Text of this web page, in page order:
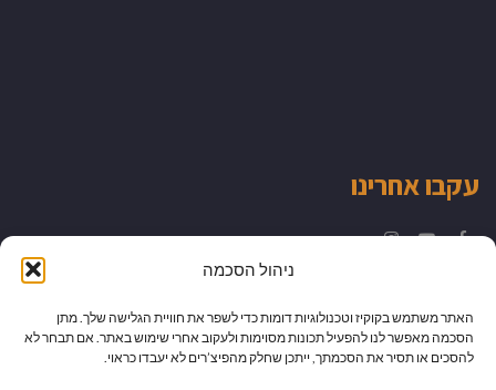
ניהול הסכמה
האתר משתמש בקוקיז וטכנולוגיות דומות כדי לשפר את חוויית הגלישה שלך. מתן
הסכמה מאפשר לנו להפעיל תכונות מסוימות ולעקוב אחרי שימוש באתר. אם תבחר לא
להסכים או תסיר את הסכמתך, ייתכן שחלק מהפיצ’רים לא יעבדו כראוי.
עקבו אחרינו